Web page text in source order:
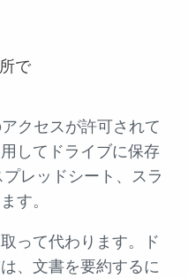
で
クセスが許可されて
してドライブに保存
レッドシート、スラ
す。
って代わります。ド
、文書を要約するに